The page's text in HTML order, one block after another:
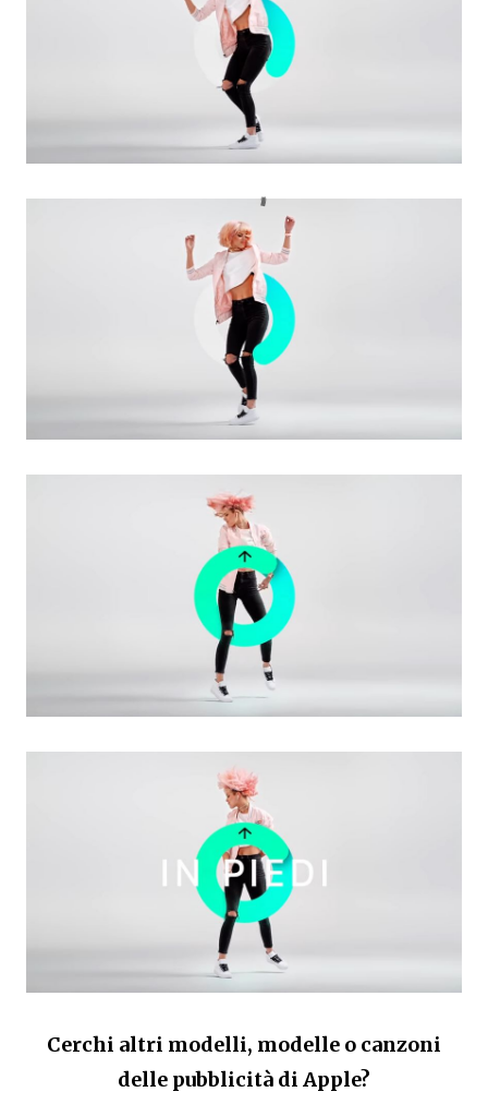
Cerchi altri modelli, modelle o canzoni
delle pubblicità di Apple?